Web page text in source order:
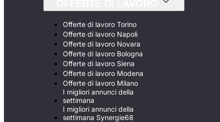
Offerte di lavoro Torino
Offerte di lavoro Napoli
Offerte di lavoro Novara
Offerte di lavoro Bologna
Offerte di lavoro Siena
Offerte di lavoro Modena
Offerte di lavoro Milano
I migliori annunci della
settimana
I migliori annunci della
settimana Synergie68